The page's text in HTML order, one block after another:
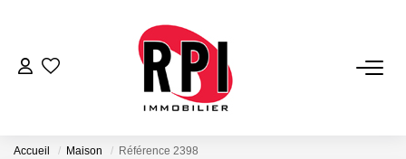
VENTES
LOCATIONS
Accueil Maison Référence 2398